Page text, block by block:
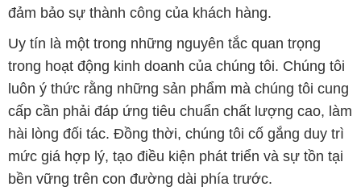
đảm bảo sự thành công của khách hàng.
Uy tín là một trong những nguyên tắc quan trọng
trong hoạt động kinh doanh của chúng tôi. Chúng tôi
luôn ý thức rằng những sản phẩm mà chúng tôi cung
cấp cần phải đáp ứng tiêu chuẩn chất lượng cao, làm
hài lòng đối tác. Đồng thời, chúng tôi cố gắng duy trì
mức giá hợp lý, tạo điều kiện phát triển và sự tồn tại
bền vững trên con đường dài phía trước.